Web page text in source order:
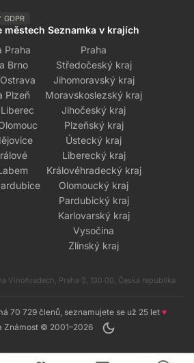
GDPR
městech
Praha
Brno
Plzeň
Seznamka v krajích
Praha
Středočeský kraj
Jihomoravský kraj
Moravskoslezský kraj
Jihočeský kraj
Plzeňský kraj
Ústecký kraj
Liberecký kraj
Královéhradecký kraj
Olomoucký kraj
Pardubický kraj
Karlovarský kraj
Vysočina
Zlínský kraj
Vinohradech, Praha 3, 130 00, Česká republika
70 729 členů, seznamujete se už 25 let ♥
Známost © 2001–2026
dark_mode